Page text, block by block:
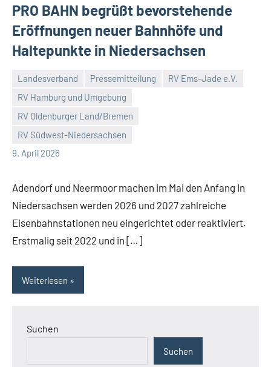
PRO BAHN begrüßt bevorstehende
Eröffnungen neuer Bahnhöfe und
Haltepunkte in Niedersachsen
Landesverband Pressemitteilung
RV Ems-Jade e.V.
RV Hamburg und Umgebung
RV Oldenburger Land/Bremen
RV Südwest-Niedersachsen
9. April 2026
Malte
Diehl
Kommentare
Adendorf und Neermoor machen im Mai den Anfang In
Niedersachsen werden 2026 und 2027 zahlreiche
Eisenbahnstationen neu eingerichtet oder reaktiviert.
Erstmalig seit 2022 und in […]
Weiterlesen
Suchen
Suchen